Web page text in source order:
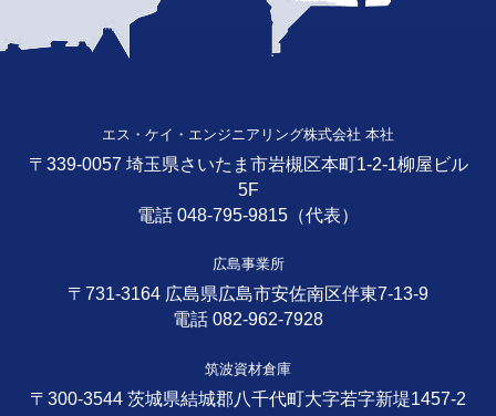
エス・ケイ・エンジニアリング株式会社 本社
〒339-0057 埼玉県さいたま市岩槻区本町1-2-1柳屋ビル
5F
電話 048-795-9815（代表）
広島事業所
〒731-3164 広島県広島市安佐南区伴東7-13-9
電話 082-962-7928
筑波資材倉庫
〒300-3544 茨城県結城郡八千代町大字若字新堤1457-2